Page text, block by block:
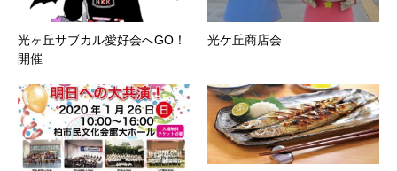
光ヶ丘サブカル愛好会へGO！
開催
光ケ丘商店会